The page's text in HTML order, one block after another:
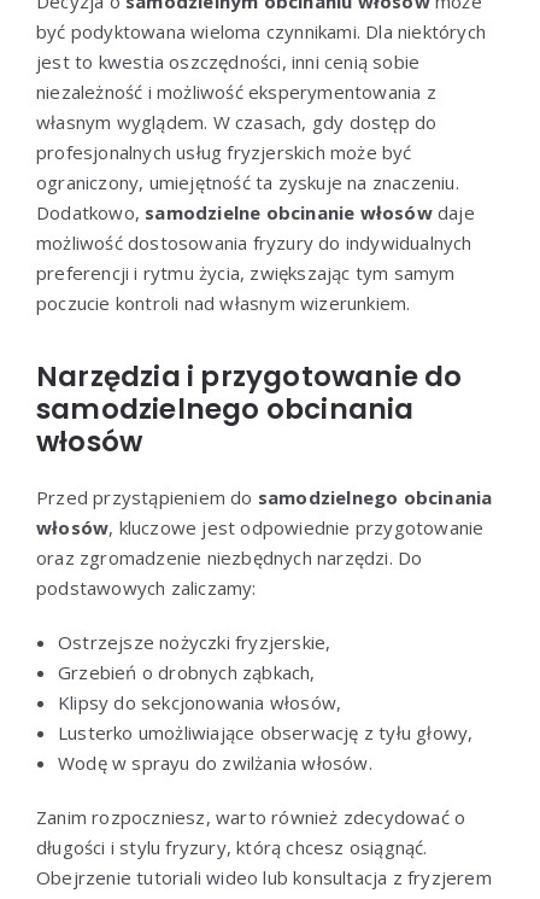
być podyktowana wieloma czynnikami. Dla niektórych
jest to kwestia oszczędności, inni cenią sobie
niezależność i możliwość eksperymentowania z
własnym wyglądem. W czasach, gdy dostęp do
profesjonalnych usług fryzjerskich może być
ograniczony, umiejętność ta zyskuje na znaczeniu.
Dodatkowo, samodzielne obcinanie włosówdaje
możliwość dostosowania fryzury do indywidualnych
preferencji i rytmu życia, zwiększając tym samym
poczucie kontroli nad własnym wizerunkiem.
Narzędzia i przygotowanie do
samodzielnego obcinania
włosów
Przed przystąpieniem do samodzielnego obcinania
włosów, kluczowe jest odpowiednie przygotowanie
oraz zgromadzenie niezbędnych narzędzi. Do
podstawowych zaliczamy:
Ostrzejsze nożyczki fryzjerskie,
Grzebień o drobnych ząbkach,
Klipsy do sekcjonowania włosów,
Lusterko umożliwiające obserwację z tyłu głowy,
Wodę w sprayu do zwilżania włosów.
Zanim rozpoczniesz, warto również zdecydować o
długości i stylu fryzury, którą chcesz osiągnąć.
Obejrzenie tutoriali wideo lub konsultacja z fryzjerem